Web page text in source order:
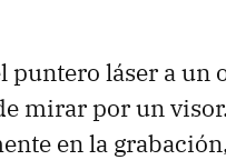
láser a un
mirar por un
en la